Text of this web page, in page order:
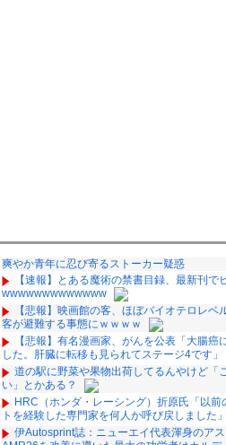
爽やか青年に忍び寄るストーカー疑惑
【速報】とある魔術の禁書目録、最新刊で
wwwwwwwwwwwww
【悲報】映画館の客、ほぼバイオテロレベ
客が避難する事態にｗｗｗｗ
【悲報】有名漫画家、がんを公表「大腸癌
した。肝臓に転移も見られてステージ4です」
道の駅に野菜や果物出荷してるんやけど「
い」とかある？
HRC（ホンダ・レーシング）折原氏「以前
トを経験した専門家を何人か呼び戻しました」
伊Autosprint誌：ニューエイ代表渾身のア